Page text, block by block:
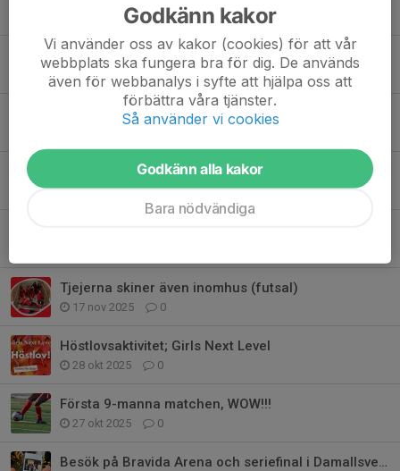
Tidigare nyheter
3 feb, 20:25
Futsal turnering i mellandagarna
Bland höghusen och gårdarna
8 dec 2025 0
Tjejerna skiner även inomhus (futsal)
17 nov 2025 0
Höstlovsaktivitet; Girls Next Level
28 okt 2025 0
Första 9-manna matchen, WOW!!!
27 okt 2025 0
Besök på Bravida Arena och seriefinal i Damallsvenskan
Godkänn kakor
Vi använder oss av kakor (cookies) för att vår
webbplats ska fungera bra för dig. De används
även för webbanalys i syfte att hjälpa oss att
förbättra våra tjänster.
Så använder vi cookies
Godkänn alla kakor
Bara nödvändiga